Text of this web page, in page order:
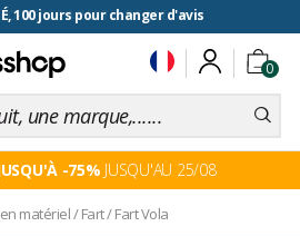
100 jours pour changer d'avis
0
-75% JUSQU'AU 25/08
matériel/Fart/Fart Vola